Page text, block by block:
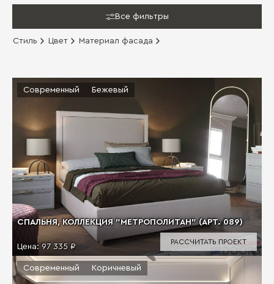
Все фильтры
Стиль Цвет Материал фасада
СПАЛЬНЯ, КОЛЛЕКЦИЯ "МЕТРОПОЛИТАН" (АРТ. 089)
Цена: 97 335 ₽
Современный Бежевый
РАССЧИТАТЬ ПРОЕКТ
Современный Коричневый